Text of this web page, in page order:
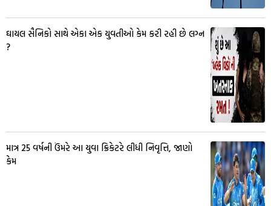
ઘાયલ સૈનિકો સાથે એકા એક યુવતીઓ કેમ કરી રહી છે લગ્ન
?
માત્ર 25 વર્ષની ઉંમરે આ યુવા ક્રિકેટરે લીધી નિવૃત્તિ, જાણો
કેમ